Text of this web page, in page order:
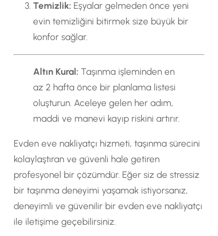
Temizlik: Eşyalar gelmeden önce yeni
evin temizliğini bitirmek size büyük bir
konfor sağlar.
Altın Kural: Taşınma işleminden en
az 2 hafta önce bir planlama listesi
oluşturun. Aceleye gelen her adım,
maddi ve manevi kayıp riskini artırır.
Evden eve nakliyatçı hizmeti, taşınma sürecini
kolaylaştıran ve güvenli hale getiren
profesyonel bir çözümdür. Eğer siz de stressiz
bir taşınma deneyimi yaşamak istiyorsanız,
deneyimli ve güvenilir bir evden eve nakliyatçı
ile iletişime geçebilirsiniz.